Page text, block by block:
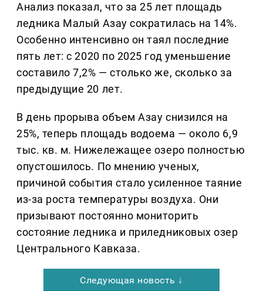
Анализ показал, что за 25 лет площадь
ледника Малый Азау сократилась на 14%.
Особенно интенсивно он таял последние
пять лет: с 2020 по 2025 год уменьшение
составило 7,2% — столько же, сколько за
предыдущие 20 лет.
В день прорыва объем Азау снизился на
25%, теперь площадь водоема — около 6,9
тыс. кв. м. Нижележащее озеро полностью
опустошилось. По мнению ученых,
причиной события стало усиленное таяние
из-за роста температуры воздуха. Они
призывают постоянно мониторить
состояние ледника и приледниковых озер
Центрального Кавказа.
Следующая новость ↓